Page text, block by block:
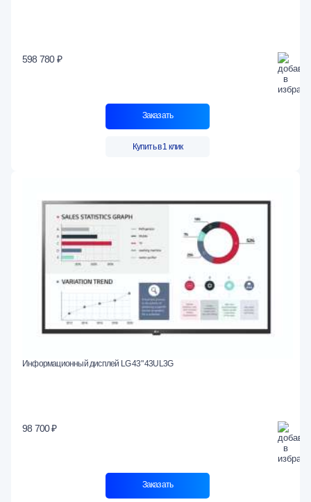
598 780 ₽
Заказать
Купить в 1 клик
Информационный дисплей LG 43" 43UL3G
98 700 ₽
Заказать